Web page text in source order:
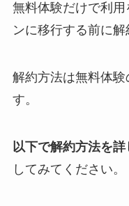
無料体験だけで利
ンに移行する前に解
解約方法は無料体
す。
以下で解約方法を
してみてください。